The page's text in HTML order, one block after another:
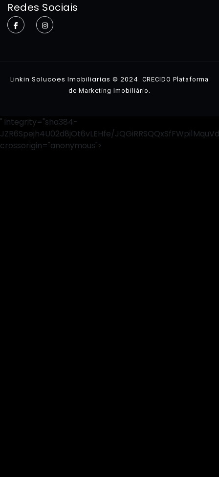
Redes Sociais
Linkin Solucoes Imobiliarias © 2024. CRECIDO Plataforma
de Marketing Imobiliário .
" integrity="sha384-
JZR6Spejh4U02d8jOt6vLEHfe/
crossorigin="anonymous">